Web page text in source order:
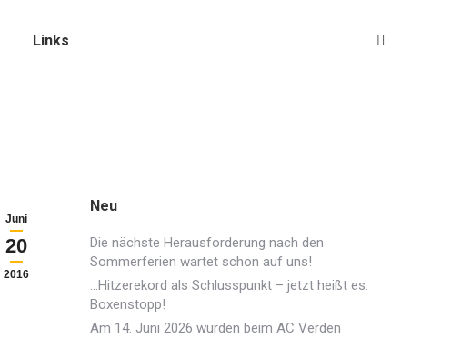
Links Search:
Juni
20
2016
Neu
Die nächste Herausforderung nach den
Sommerferien wartet schon auf uns!
…Hitzerekord als Schlusspunkt – jetzt heißt es:
Boxenstopp!
Am 14. Juni 2026 wurden beim AC Verden